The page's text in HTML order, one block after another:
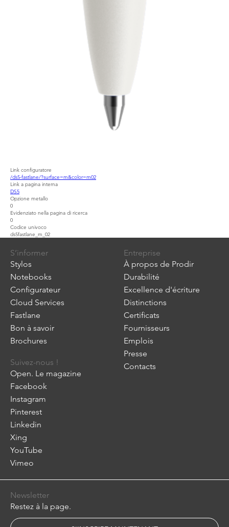
Link configuratore
/ds5-fastlane/?surface=m&color=m02
Link a pagina interna
DS5
Opzione metallo
0
Evidenziato nella pagina di ricerca
0
Codice univoco
ds5fastlane_m_02
S’informer
Stylos
Notebooks
Configurateur
Cloud Services
Fastlane
Bon à savoir
Brochures
Entreprise
À propos de Prodir
Durabilité
Excellence d'écriture
Distinctions
Certificats
Fournisseurs
Emplois
Presse
Contacts
Suivez-nous !
Open. Le magazine
Facebook
Instagram
Pinterest
Linkedin
Xing
YouTube
Vimeo
Newsletter
Restez à la page.